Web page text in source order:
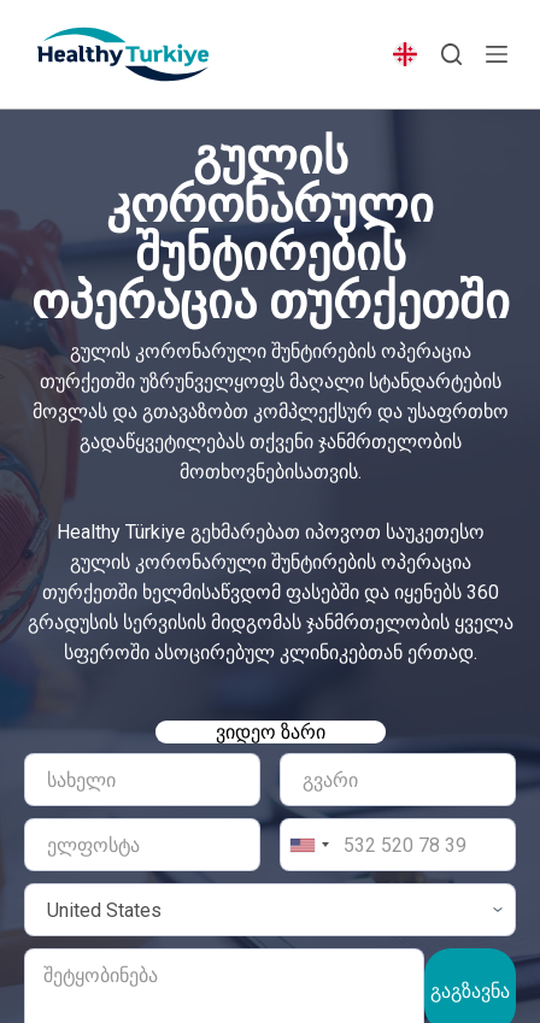
p
o
n
გულის
კორონარული
შუნტირების
ოპერაცია თურქეთში
გულის კორონარული შუნტირების ოპერაცია
თურქეთში უზრუნველყოფს მაღალი სტანდარტების
მოვლას და გთავაზობთ კომპლექსურ და უსაფრთხო
გადაწყვეტილებას თქვენი ჯანმრთელობის
მოთხოვნებისათვის.
Healthy Türkiye გეხმარებათ იპოვოთ საუკეთესო
გულის კორონარული შუნტირების ოპერაცია
თურქეთში ხელმისაწვდომ ფასებში და იყენებს 360
გრადუსის სერვისის მიდგომას ჯანმრთელობის ყველა
სფეროში ასოცირებულ კლინიკებთან ერთად.
ᲕᲘᲓᲔᲝ ᲖᲐᲠᲘ
ᲒᲐᲒᲖᲐᲕᲜᲐ